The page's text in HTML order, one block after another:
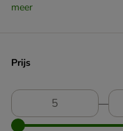
Heim
Hugro
meer
Prijs
―